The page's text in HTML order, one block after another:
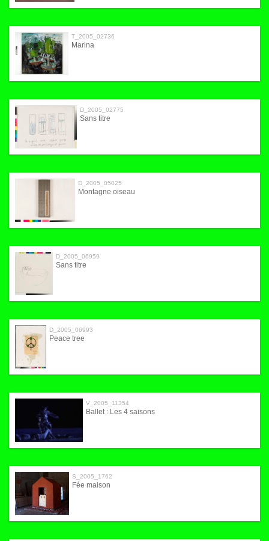
T_2005_02736
Marina
D_2005_02775
Sans titre
D_2005_05025
Montagne oiseau
D_2005_06959
Sans titre
D_2005_06993
Peace tree
V_2005_11354
Ballet : Les 4 saisons
S_2005_1762
Fée maison